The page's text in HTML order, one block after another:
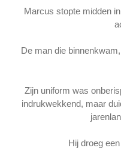
Marcus stopte midden
De man die
Zijn uniform was
indrukwekkend, maar
Hij droeg